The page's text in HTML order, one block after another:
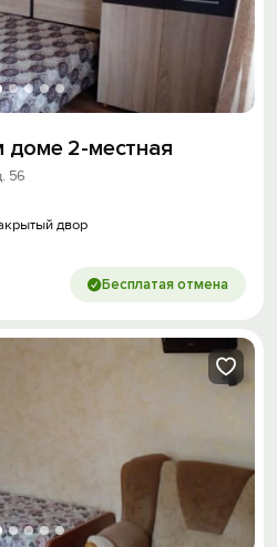
доме 2-местная
56
двор
Бесплатая отмена